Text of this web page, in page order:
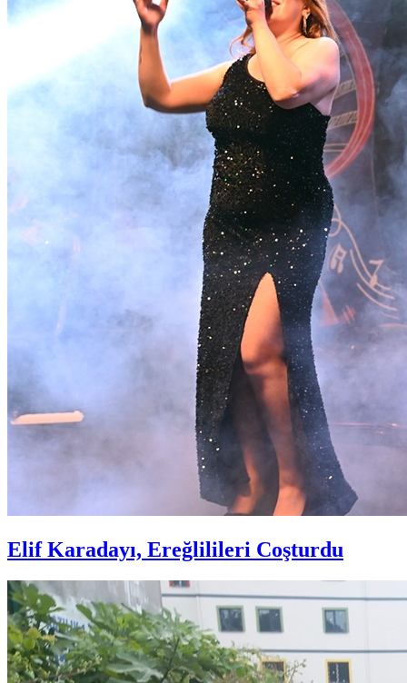
Elif Karadayı, Ereğlilileri Coşturdu